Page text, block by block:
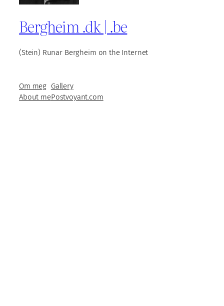
Bergheim .dk | .be
(Stein) Runar Bergheim on the Internet
Om meg
About me
Gallery
Postvoyant.com